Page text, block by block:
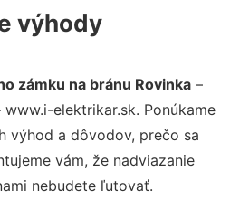
výhody
zámku na bránu Rovinka –
elektrikar.sk. Ponúkame
výhod a dôvodov, prečo sa
vám, že nadviazanie
nebudete ľutovať.